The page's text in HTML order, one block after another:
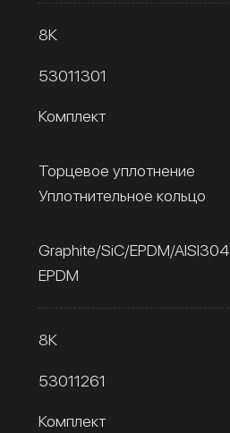
8К
53011301
Комплект
Торцевое уплотнение
Уплотнительное кольцо
Graphite/SiC/EPDM/AISI304
EPDM
8К
53011261
Комплект